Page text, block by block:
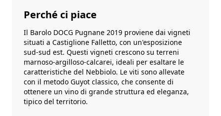
Perché ci piace
Il Barolo DOCG Pugnane 2019 proviene dai vigneti
situati a Castiglione Falletto, con un'esposizione
sud-sud est. Questi vigneti crescono su terreni
marnoso-argilloso-calcarei, ideali per esaltare le
caratteristiche del Nebbiolo. Le viti sono allevate
con il metodo Guyot classico, che consente di
ottenere un vino di grande struttura ed eleganza,
tipico del territorio.